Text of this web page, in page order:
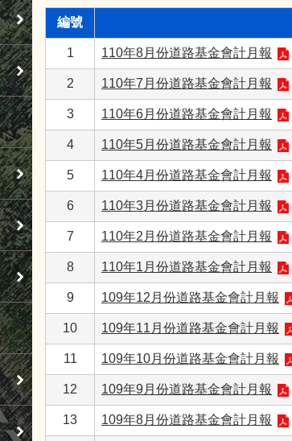
編號
1 110年8月份道路基金會計月報
2 110年7月份道路基金會計月報
3 110年6月份道路基金會計月報
4 110年5月份道路基金會計月報
5 110年4月份道路基金會計月報
6 110年3月份道路基金會計月報
7 110年2月份道路基金會計月報
8 110年1月份道路基金會計月報
9 109年12月份道路基金會計月報
10 109年11月份道路基金會計月報
11 109年10月份道路基金會計月報
12 109年9月份道路基金會計月報
13 109年8月份道路基金會計月報